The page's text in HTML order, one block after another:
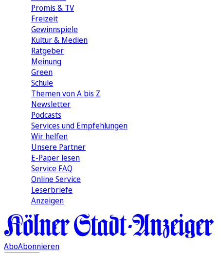
Promis & TV
Freizeit
Gewinnspiele
Kultur & Medien
Ratgeber
Meinung
Green
Schule
Themen von A bis Z
Newsletter
Podcasts
Services und Empfehlungen
Wir helfen
Unsere Partner
E-Paper lesen
Service FAQ
Online Service
Leserbriefe
Anzeigen
AboAbonnieren